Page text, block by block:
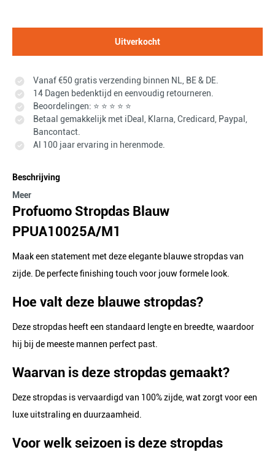
Uitverkocht
Vanaf €50 gratis verzending binnen NL, BE & DE.
14 Dagen bedenktijd en eenvoudig retourneren.
Beoordelingen: ⭐ ⭐ ⭐ ⭐ ⭐
Betaal gemakkelijk met iDeal, Klarna, Credicard, Paypal,
Bancontact.
Al 100 jaar ervaring in herenmode.
Beschrijving
Meer
Profuomo Stropdas Blauw
PPUA10025A/M1
Maak een statement met deze elegante blauwe stropdas van
zijde. De perfecte finishing touch voor jouw formele look.
Hoe valt deze blauwe stropdas?
Deze stropdas heeft een standaard lengte en breedte, waardoor
hij bij de meeste mannen perfect past.
Waarvan is deze stropdas gemaakt?
Deze stropdas is vervaardigd van 100% zijde, wat zorgt voor een
luxe uitstraling en duurzaamheid.
Voor welk seizoen is deze stropdas